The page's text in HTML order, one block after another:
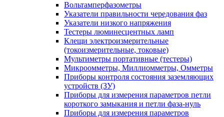
Вольтамперфазометры
Указатели правильности чередования фаз
Указатели низкого напряжения
Тестеры люминесцентных ламп
Клещи электроизмерительные
(токоизмерительные, токовые)
Мультиметры портативные (тестеры)
Микроомметры, Миллиомметры, Омметры
Приборы контроля состояния заземляющих
устройств (ЗУ)
Приборы для измерения параметров петли
короткого замыкания и петли фаза-нуль
Приборы для измерения параметров